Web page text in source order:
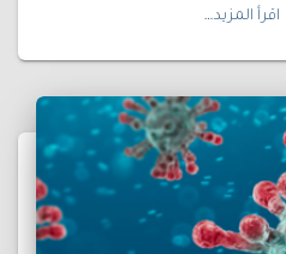
اقرأ المزيد…